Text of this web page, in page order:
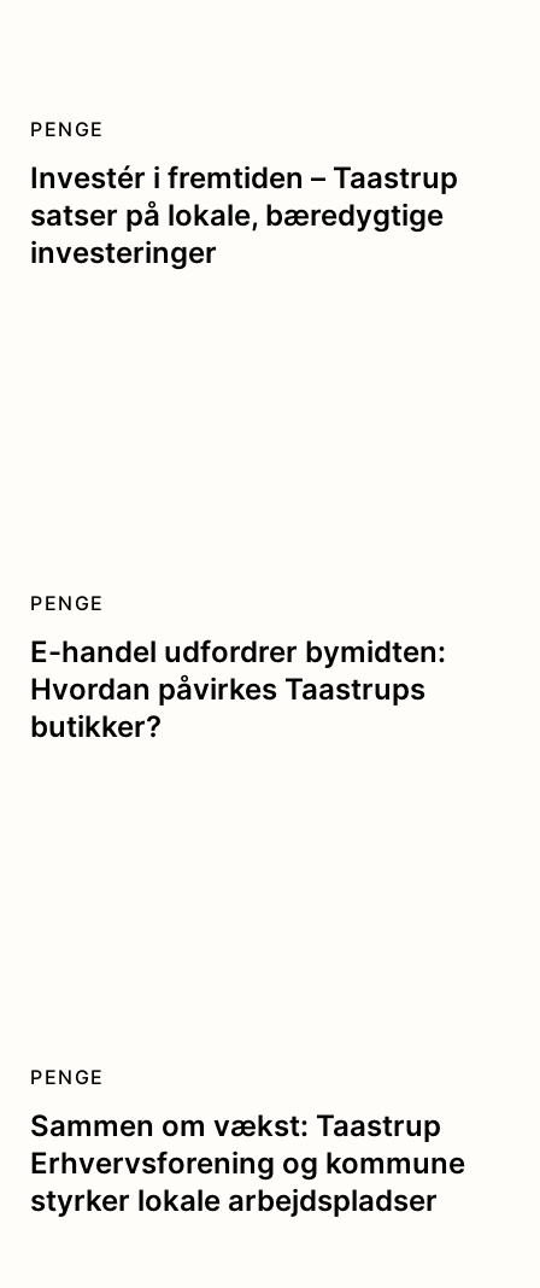
Investér i fremtiden – Taastrup
satser på lokale, bæredygtige
investeringer
PENGE
E-handel udfordrer bymidten:
Hvordan påvirkes Taastrups
butikker?
PENGE
Sammen om vækst: Taastrup
Erhvervsforening og kommune
styrker lokale arbejdspladser
PENGE